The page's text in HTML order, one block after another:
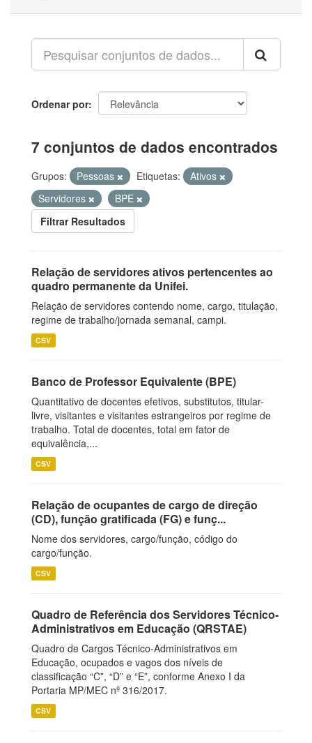
Ordenar por
7 conjuntos de dados encontrados
Grupos: Pessoas Etiquetas:
Ativos
Servidores
BPE
Filtrar Resultados
Relação de servidores ativos pertencentes ao
quadro permanente da Unifei.
Relação de servidores contendo nome, cargo, titulação,
regime de trabalho/jornada semanal, campi.
CSV
Banco de Professor Equivalente (BPE)
Quantitativo de docentes efetivos, substitutos, titular-
livre, visitantes e visitantes estrangeiros por regime de
trabalho. Total de docentes, total em fator de
equivalência,...
CSV
Relação de ocupantes de cargo de direção
(CD), função gratificada (FG) e funç...
Nome dos servidores, cargo/função, código do
cargo/função.
CSV
Quadro de Referência dos Servidores Técnico-
Administrativos em Educação (QRSTAE)
Quadro de Cargos Técnico-Administrativos em
Educação, ocupados e vagos dos níveis de
classificação “C”, “D” e “E”, conforme Anexo I da
Portaria MP/MEC nº 316/2017.
CSV